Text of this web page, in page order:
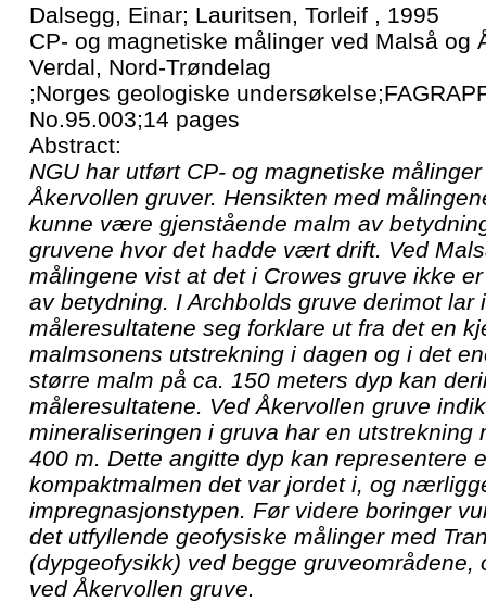
Dalsegg, Einar; Lauritsen, Torleif , 1995
CP- og magnetiske målinger ved Malså og
Verdal, Nord-Trøndelag
;Norges geologiske
No.95.003;14 pages
Abstract:
NGU har utført CP- og magnetiske
Åkervollen gruver. Hensikten med
kunne være gjenstående malm av
gruvene hvor det hadde vært drift. Ved
målingene vist at det i Crowes gruve ikke
av betydning. I Archbolds gruve derimot lar
måleresultatene seg forklare ut fra det en
malmsonens utstrekning i dagen og i det
større malm på ca. 150 meters dyp kan
måleresultatene. Ved Åkervollen gruve
mineraliseringen i gruva har en utstrekning
400 m. Dette angitte dyp kan representere
kompaktmalmen det var jordet i, og
impregnasjonstypen. Før videre boringer
det utfyllende geofysiske målinger med
(dypgeofysikk) ved begge gruveområdene,
ved Åkervollen gruve.